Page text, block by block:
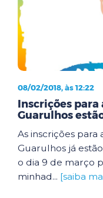
08/02/2018, às 12:22
Inscrições para
Guarulhos
As inscrições para
Guarulhos já
o dia 9 de março
minhad... [saiba